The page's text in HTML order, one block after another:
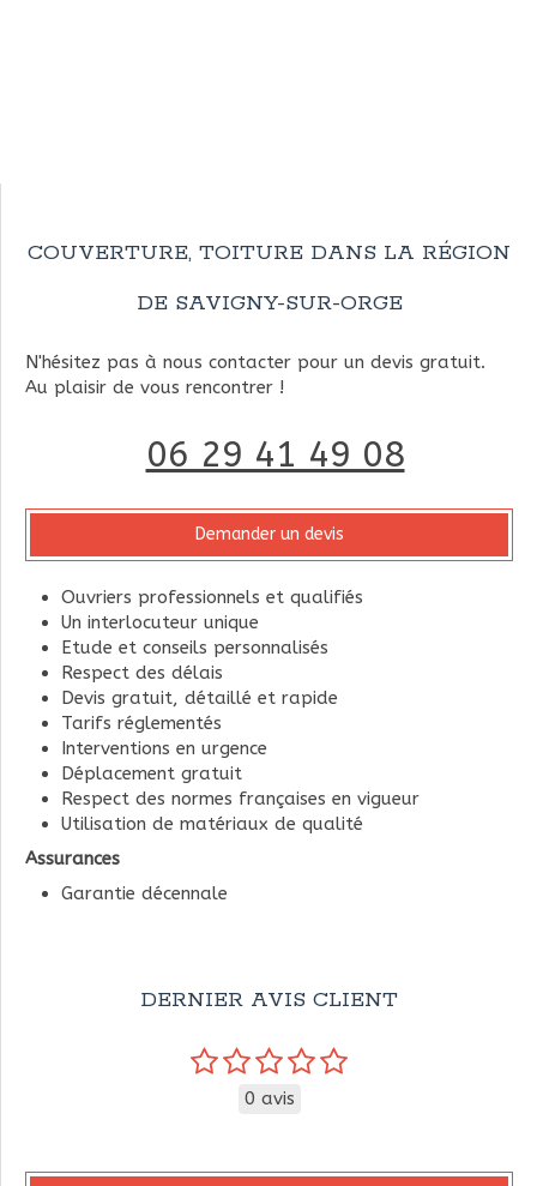
COUVERTURE, TOITURE DANS LA RÉGION
DE SAVIGNY-SUR-ORGE
N'hésitez pas à nous contacter pour un devis gratuit.
Au plaisir de vous rencontrer !
06 29 41 49 08
Demander un devis
Ouvriers professionnels et qualifiés
Un interlocuteur unique
Etude et conseils personnalisés
Respect des délais
Devis gratuit, détaillé et rapide
Tarifs réglementés
Interventions en urgence
Déplacement gratuit
Respect des normes françaises en vigueur
Utilisation de matériaux de qualité
Assurances
Garantie décennale
DERNIER AVIS CLIENT
0 avis